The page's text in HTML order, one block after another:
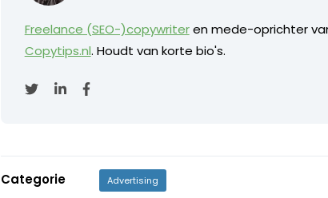
Freelance (SEO-)copywriteren mede-oprichter
Copytips.nl. Houdt van korte bio's.
Categorie Advertising